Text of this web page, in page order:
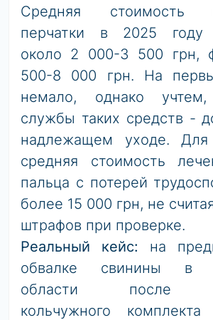
Средняя стоимость
перчатки в 2025 году
около 2 000-3 500 грн,
500-8 000 грн. На
немало, однако
службы таких средств -
надлежащем уходе. Для
средняя стоимость
пальца с потерей
более 15 000 грн, не
штрафов при проверке.
Реальный кейс: на
обвалке свинины в
области после
кольчужного комплекта